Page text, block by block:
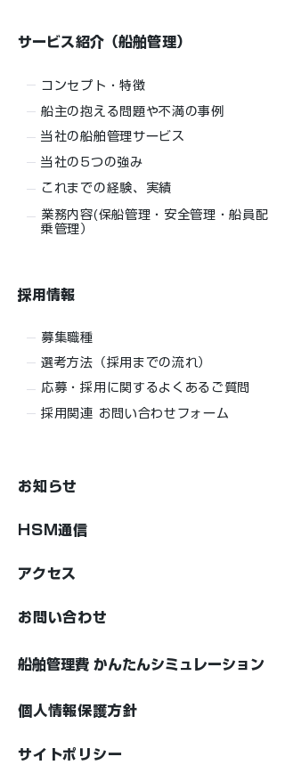
サービス紹介（船舶管理）
コンセプト・特徴
船主の抱える問題や不満の事例
当社の船舶管理サービス
当社の5つの強み
これまでの経験、実績
業務内容(保船管理・安全管理・船員配
乗管理）
​採用情報
募集職種
選考方法（採用までの流れ）
応募・採用に関するよくあるご質問
採用関連 お問い合わせフォーム
​お知らせ
HSM通信
アクセス
お問い合わせ
船舶管理費 かんたんシミュレーション
個人情報保護方針
サイトポリシー